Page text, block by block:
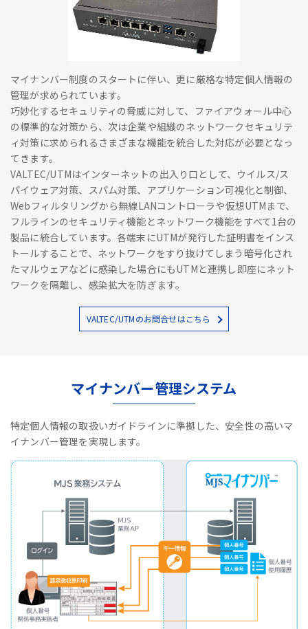
マイナンバー制度のスタートに伴い、更に厳格な特定個人情報の
管理が求められています。
巧妙化するセキュリティの脅威に対して、ファイアウォール中心
の標準的な対策から、次は企業や組織のネットワークセキュリテ
ィ対策に求められるさまざまな機能を統合した対応が必要となっ
てきます。
VALTEC/UTMはインターネットの出入り口として、ウイルス/ス
パイウェア対策、スパム対策、アプリケーション可視化と制御、
Webフィルタリングから無線LANコントローラや仮想UTMまで、
フルラインのセキュリティ機能とネットワーク機能をすべて1台の
製品に統合しています。各端末にUTMが発行した証明書をインス
トールすることで、ネットワークをすり抜けてしまう暗号化され
たマルウェアなどに感染した場合にもUTMと連携し即座にネット
ワークを隔離し、感染拡大を防ぎます。
VALTEC/UTMのお問合せはこちら
マイナンバー管理システム
特定個人情報の取扱いガイドラインに準拠した、安全性の高いマ
イナンバー管理を実現します。